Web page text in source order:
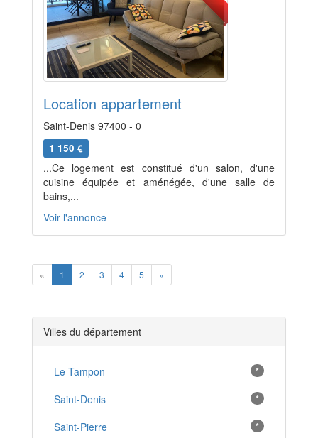
Location appartement
Saint-Denis 97400 - 0
1 150 €
...Ce logement est constitué d'un salon, d'une
cuisine équipée et aménégée, d'une salle de
bains,...
Voir l'annonce
« Previous
1 2 3 4 5 »
Villes du département
Le Tampon *
Saint-Denis *
Saint-Pierre *